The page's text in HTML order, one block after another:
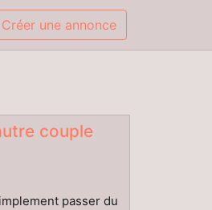
Créer une annonce
couple
passer du